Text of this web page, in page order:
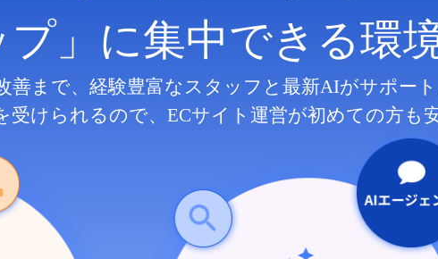
プ」に集中できる環
善まで、 経験豊富なスタッフと最新AIがサポート
けられるので、 ECサイト運営が初めての方も